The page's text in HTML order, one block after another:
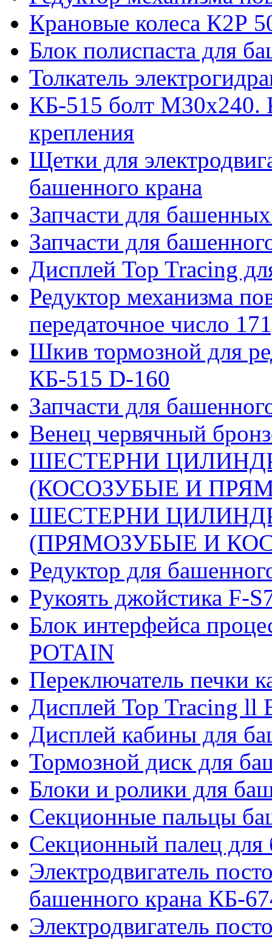
Крановые колеса К2Р
Блок полиспаста для
Толкатель
КБ-515 болт М30х240.
крепления
Щетки для
башенного крана
Запчасти для
Запчасти для
Дисплей Top Tracing
Редуктор механизма
передаточное число
Шкив тормозной для
КБ-515 D-160
Запчасти для
Венец червячный
ШЕСТЕРНИ
(КОСОЗУБЫЕ И
ШЕСТЕРНИ
(ПРЯМОЗУБЫЕ И
Редуктор для
Рукоять джойстика F-
Блок интерфейса
POTAIN
Переключатель печки
Дисплей Top Tracing ll
Дисплей кабины для
Тормозной диск для
Блоки и ролики для
Секционные пальцы
Секционный палец
Электродвигатель
башенного крана КБ-
Электродвигатель